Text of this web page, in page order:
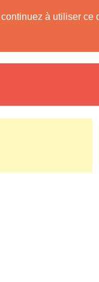
à utiliser